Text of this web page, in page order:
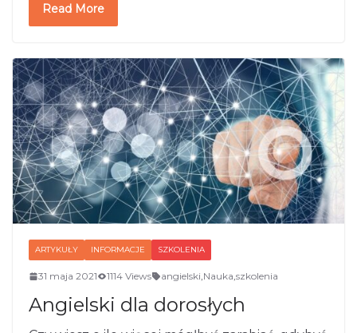
Read More
ARTYKUŁY INFORMACJE SZKOLENIA
31 maja 2021 1114 Views angielski Nauka szkolenia
Angielski dla dorosłych